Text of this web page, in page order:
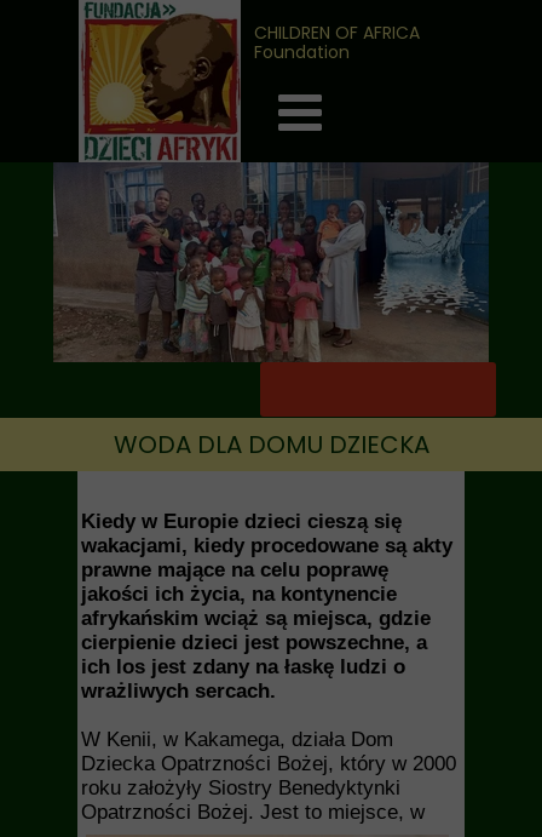
WODA DLA DOMU DZIECKA
Kiedy w Europie dzieci cieszą się
wakacjami, kiedy procedowane są akty
prawne mające na celu poprawę
jakości ich życia, na kontynencie
afrykańskim wciąż są miejsca, gdzie
cierpienie dzieci jest powszechne, a
ich los jest zdany na łaskę ludzi o
wrażliwych sercach.
W Kenii, w Kakamega, działa Dom
Dziecka Opatrzności Bożej, który w 2000
roku założyły Siostry Benedyktynki
Opatrzności Bożej. Jest to miejsce, w
CHILDREN OF AFRICA
Foundation